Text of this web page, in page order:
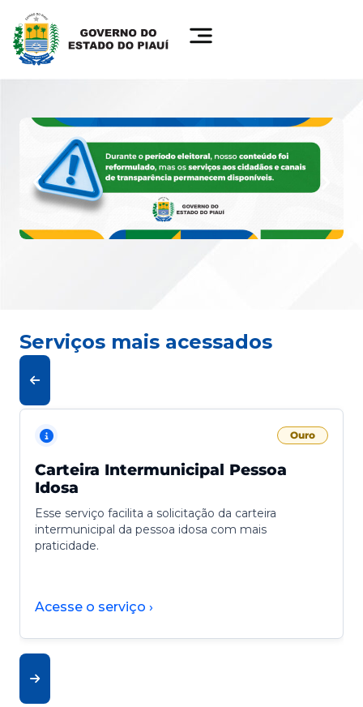
Serviços mais acessados
Ouro
Carteira Intermunicipal Pessoa
Idosa
Esse serviço facilita a solicitação da carteira
intermunicipal da pessoa idosa com mais
praticidade.
Acesse o serviço ›